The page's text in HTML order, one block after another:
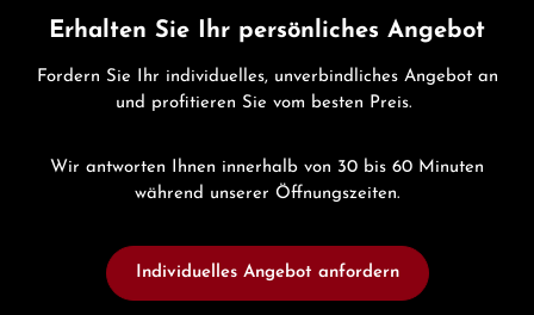
Erhalten Sie Ihr persönliches Angebot
Fordern Sie Ihr individuelles, unverbindliches Angebot an
und profitieren Sie vom besten Preis.
Wir antworten Ihnen innerhalb von 30 bis 60 Minuten
während unserer Öffnungszeiten.
Individuelles Angebot anfordern